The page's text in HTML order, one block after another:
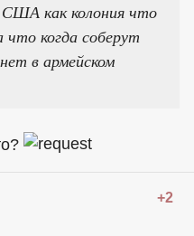
как колония что
когда соберут
в армейском
+2